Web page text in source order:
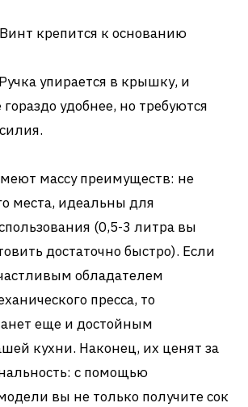
крепится к основанию
упирается в крышку, и
гораздо удобнее, но требуются
массу преимуществ: не
места, идеальны для
(0,5-3 литра вы
достаточно быстро). Если
обладателем
пресса, то
еще и достойным
кухни. Наконец, их ценят за
с помощью
вы не только получите сок